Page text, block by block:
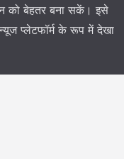
को बेहतर बना सकें। इसे
प्लेटफॉर्म के रूप में देखा